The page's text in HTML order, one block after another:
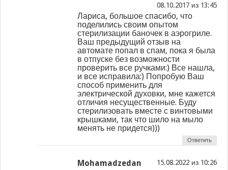
из
Лариса, большое спасибо, что
поделились своим опытом
стерилизации баночек в аэрогриле.
Ваш предыдущий отзыв на
автомате попал в спам, пока я была
в отпуске без возможности
проверить все ручками:) Все нашла,
и все исправила:) Попробую Ваш
способ применить для
электрической духовки, мне кажется
отличия несущественные. Буду
стерилизовать вместе с винтовыми
крышками, так что шило на мыло
менять не придется)))
Ответить
Mohamadzedan из